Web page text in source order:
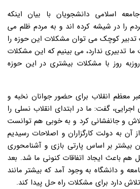
اسلامی دانشجویان با بیان اینکه
را در شیشه کرده اند و به مردم ظلم می
تدبیر کوچک می توان مشکلات این حوزه را
تدبیری ندارد، می بینیم که این مشکلات
روز با مشکلات بیشتری در این حوزه
معظم انقلاب برای حضور جوانان نخبه و
گفت: ما در ابتدای انقلاب نسلی را
و جانفشانی کرد و به خوبی هم توانست
آن به دولت کارگزاران و اصلاحات رسیدیم
بیشتر بر اساس پارتی بازی و آشنامحوری
هم باعث ایجاد اتفاقات کنونی ما شد. بعد
و دانشگاه به وجود آمد که بیشتر مانند
دارد برای مشکلات راه حل پیدا کند.